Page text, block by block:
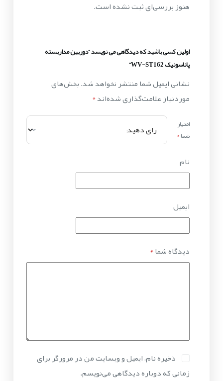
هنوز بررسی‌ای ثبت نشده است.
اولین کسی باشید که دیدگاهی می نویسد “دوربین مداربسته
پاناسونیک WV-ST162”
نشانی ایمیل شما منتشر نخواهد شد.بخش‌های
موردنیاز علامت‌گذاری شده‌اند*
امتیاز
شما*
نام
ایمیل
دیدگاه شما*
ذخیره نام، ایمیل و وبسایت من در مرورگر برای
زمانی که دوباره دیدگاهی می‌نویسم.